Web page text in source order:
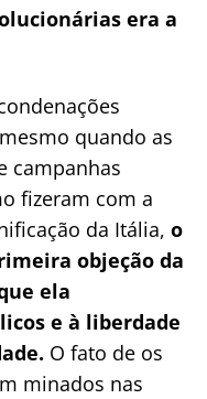
era a
quando as
campanhas
fizeram com a
da Itália, o
objeção da
ela
e à liberdade
O fato de os
minados nas